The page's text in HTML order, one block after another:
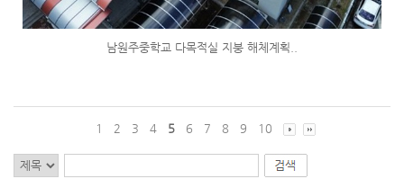
남원주중학교 다목적실 지붕 해체계획..
1 2 3 4 5 6 7 8 9 10